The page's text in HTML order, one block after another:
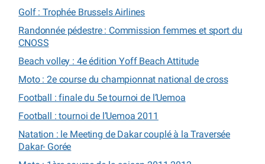
Golf : Trophée Brussels Airlines
Randonnée pédestre : Commission femmes et sport du
CNOSS
Beach volley : 4e édition Yoff Beach Attitude
Moto : 2e course du championnat national de cross
Football : finale du 5e tournoi de l’Uemoa
Football : tournoi de l’Uemoa 2011
Natation : le Meeting de Dakar couplé à la Traversée
Dakar- Gorée